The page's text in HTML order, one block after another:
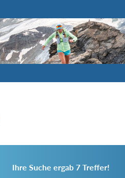
Ihre Suche ergab 7 Treffer!